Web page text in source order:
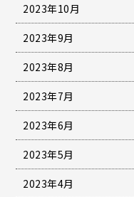
2023年10月
2023年9月
2023年8月
2023年7月
2023年6月
2023年5月
2023年4月